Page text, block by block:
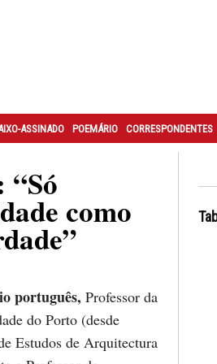
ASSINADO POEMÁRIO CORRESPONDENTES
como
português, Professor da
do Porto (desde
Estudos de Arquitectura